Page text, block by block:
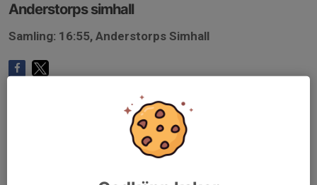
Anderstorps simhall
Samling: 16:55, Anderstorps Simhall
Anmälan är öppen för gruppens medlemmar.